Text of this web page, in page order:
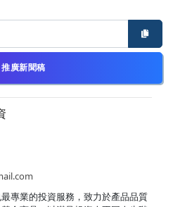
推廣新聞稿
專業的投資服務，致力於產品品質